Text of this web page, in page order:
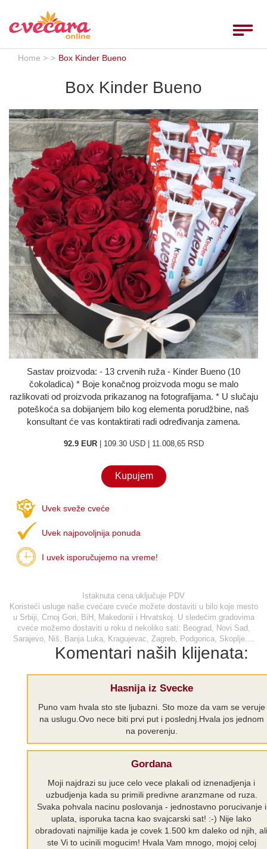
Godišnjice
Venci
Venčanja
Rođenja
___
Uputstvo
Uslovi
Komentari
O nama
Kontakt
Home > > Box Kinder Bueno
Box Kinder Bueno
Sastav proizvoda: - 13 crvenih ruža - Kinder Bueno (10
čokoladica) * Boje konačnog proizvoda mogu se malo
razlikovati od proizvoda prikazanog na fotografijama. * U slučaju
poteškoća sa dobijanjem bilo kog elementa porudžbine, naš
konsultant će vas kontaktirati radi određivanja zamena.
92.9 EUR| 109.30 USD | 11.008,65 RSD
Kupujem
Uvek sveže cveće
Uvek najpovoljnija ponuda
I uvek isporučujemo na vreme!
Istaknuta cena uključuje PDV
Koristeći usluge naše cvećare cveće možete dostaviti u bilo koje mesto
u Srbiji, Crnoj Gori, BiH, Makedonii i Hrvatskoj. U sledećim gradovima
cveće možemo dostaviti u roku d nekoliko sati: Beograd, Novi Sad,
Sarajevo, Niš, Banja Luka, Kragujevac, Zagreb, Podgorica, Skoplje....
Komentari naših klijenata:
Hasnija iz Svecke
Puno vam hvala sto ste ljubazni. Sto moze da vam se veruje
na uslugu.Ovo nece biti prvi put i poslednj.Hvala jos jednom
na poverenju.
Gordana
Moji najdrazi su juce celo vece plakali od iznenadjenja i
uzbudjenja kada su primili predivne aranzmane od ruza.
Svaka pohvala nacinu poslovanja - jednostavno porucivanje i
uplata, isporuka tacna kao svajcarski sat! :-) Nije lako
obradovati najmilije kada je covek 1.500 km daleko od njih, ali
ste Vi to ucinili mogucim! Hvala Vam mnogo, mojoj celoj